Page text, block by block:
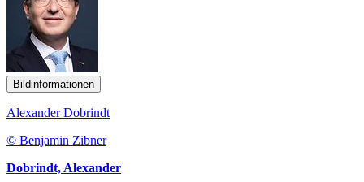
Bildinformationen
Alexander Dobrindt
© Benjamin Zibner
Dobrindt, Alexander